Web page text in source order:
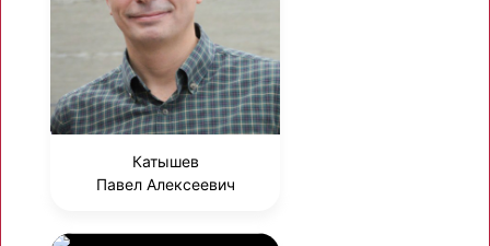
Катышев
Павел Алексеевич